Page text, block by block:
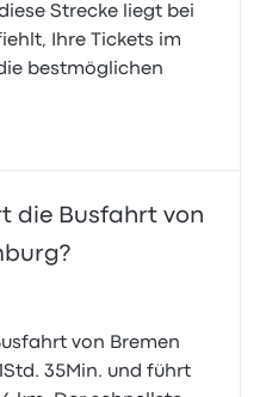
Strecke liegt bei
Ihre Tickets im
bestmöglichen
die Busfahrt von
von Bremen
35Min. und führt